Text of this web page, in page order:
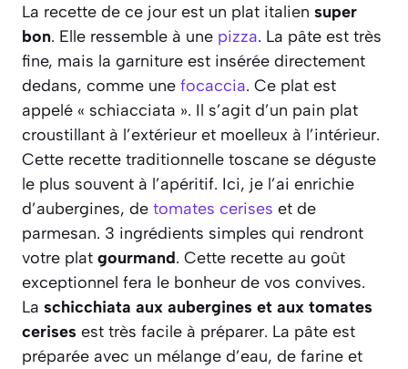
La recette de ce jour est un plat italien super
bon. Elle ressemble à une pizza. La pâte est très
fine, mais la garniture est insérée directement
dedans, comme une focaccia. Ce plat est
appelé « schiacciata ». Il s’agit d’un pain plat
croustillant à l’extérieur et moelleux à l’intérieur.
Cette recette traditionnelle toscane se déguste
le plus souvent à l’apéritif. Ici, je l’ai enrichie
d’aubergines, de tomates cerises et de
parmesan. 3 ingrédients simples qui rendront
votre plat gourmand. Cette recette au goût
exceptionnel fera le bonheur de vos convives.
La schicchiata aux aubergines et aux tomates
cerises est très facile à préparer. La pâte est
préparée avec un mélange d’eau, de farine et